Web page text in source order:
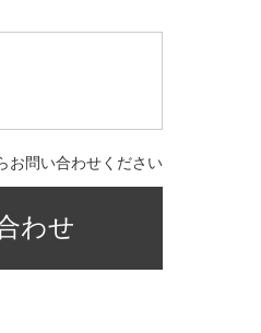
お問い合わせください
わせ